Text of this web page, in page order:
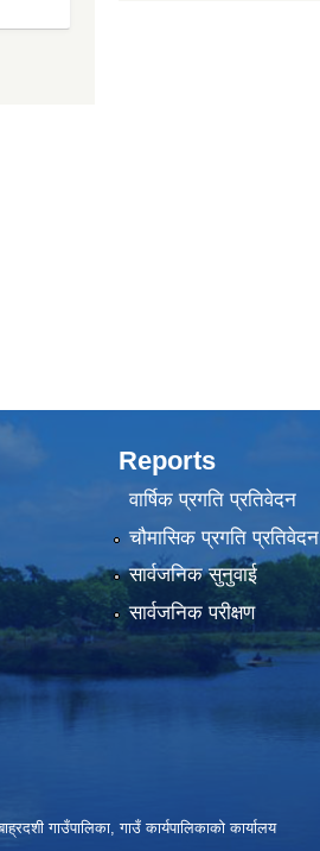
Reports
वार्षिक प्रगति प्रतिवेदन
चौमासिक प्रगति प्रतिवेदन
सार्वजनिक सुनुवाई
सार्वजनिक परीक्षण
गाउँपालिका, गाउँ कार्यपालिकाको कार्यालय